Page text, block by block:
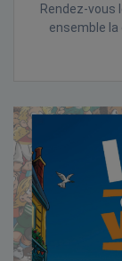
Rendez-vous
ensemble la